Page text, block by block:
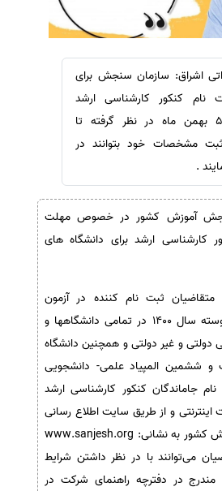
اشراق: سازمان سنجش برای
نام کنکور کارشناسی ارشد
فرصتی را از 5 بهمن ماه در نظر گرفته تا
مشخصات خود بتوانند در
.
آموزش کشور در خصوص مهلت
کارشناسی ارشد برای دانشگاه های
متقاضیان ثبت نام کننده در آزمون
کارشناسی ارشد ناپیوسته سال 1400 در تمامی دانشگاهها و
و غیر دولتی و همچنین دانشگاه
و ششمین المپیاد علمی- دانشجویی
جاماندگان کنکور کارشناسی ارشد
اینترنتی و از طریق سایت اطلاع رسانی
سازمان سنجش آموزش کشور به نشانی: www.sanjesh.org
می‌توانند با در نظر داشتن شرایط
در دفترچه راهنمای شرکت در